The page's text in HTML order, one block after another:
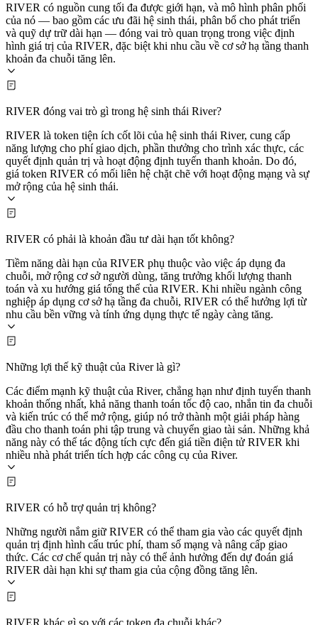
RIVER có nguồn cung tối đa được giới hạn, và mô hình phân phối
của nó — bao gồm các ưu đãi hệ sinh thái, phân bổ cho phát triển
và quỹ dự trữ dài hạn — đóng vai trò quan trọng trong việc định
hình giá trị của RIVER, đặc biệt khi nhu cầu về cơ sở hạ tầng thanh
khoản đa chuỗi tăng lên.
RIVER đóng vai trò gì trong hệ sinh thái River?
RIVER là token tiện ích cốt lõi của hệ sinh thái River, cung cấp
năng lượng cho phí giao dịch, phần thưởng cho trình xác thực, các
quyết định quản trị và hoạt động định tuyến thanh khoản. Do đó,
giá token RIVER có mối liên hệ chặt chẽ với hoạt động mạng và sự
mở rộng của hệ sinh thái.
RIVER có phải là khoản đầu tư dài hạn tốt không?
Tiềm năng dài hạn của RIVER phụ thuộc vào việc áp dụng đa
chuỗi, mở rộng cơ sở người dùng, tăng trưởng khối lượng thanh
toán và xu hướng giá tổng thể của RIVER. Khi nhiều ngành công
nghiệp áp dụng cơ sở hạ tầng đa chuỗi, RIVER có thể hưởng lợi từ
nhu cầu bền vững và tính ứng dụng thực tế ngày càng tăng.
Những lợi thế kỹ thuật của River là gì?
Các điểm mạnh kỹ thuật của River, chẳng hạn như định tuyến thanh
khoản thống nhất, khả năng thanh toán tốc độ cao, nhắn tin đa chuỗi
và kiến trúc có thể mở rộng, giúp nó trở thành một giải pháp hàng
đầu cho thanh toán phi tập trung và chuyển giao tài sản. Những khả
năng này có thể tác động tích cực đến giá tiền điện tử RIVER khi
nhiều nhà phát triển tích hợp các công cụ của River.
RIVER có hỗ trợ quản trị không?
Những người nắm giữ RIVER có thể tham gia vào các quyết định
quản trị định hình cấu trúc phí, tham số mạng và nâng cấp giao
thức. Các cơ chế quản trị này có thể ảnh hưởng đến dự đoán giá
RIVER dài hạn khi sự tham gia của cộng đồng tăng lên.
RIVER khác gì so với các token đa chuỗi khác?